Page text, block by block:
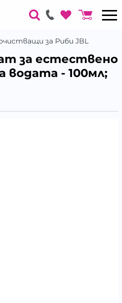
за Риби JBL
за естествено
водата - 100мл;